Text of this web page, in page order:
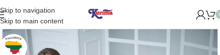
Skip to navigation
Skip to main content
NAUJĄ PARDUOTUVĘ ŽVĖRYNE (SĖLIŲ G. 29